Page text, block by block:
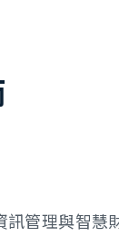
管理與智